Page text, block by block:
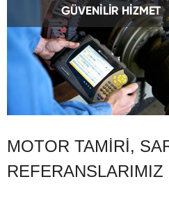
MOTOR TAMIRI,
REFERANSLARIMIZ